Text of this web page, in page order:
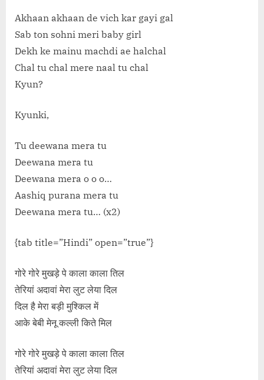
Akhaan akhaan de vich kar gayi gal
Sab ton sohni meri baby girl
Dekh ke mainu machdi ae halchal
Chal tu chal mere naal tu chal
Kyun?
Kyunki,
Tu deewana mera tu
Deewana mera tu
Deewana mera o o o…
Aashiq purana mera tu
Deewana mera tu… (x2)
{tab title=”Hindi” open=”true”}
गोरे गोरे मुखड़े पे काला काला तिल
तेरियां अदावां मेरा लुट लेया दिल
दिल है मेरा बड़ी मुश्किल में
आके बेबी मेनू कल्ली किते मिल
गोरे गोरे मुखड़े पे काला काला तिल
तेरियां अदावां मेरा लुट लेया दिल